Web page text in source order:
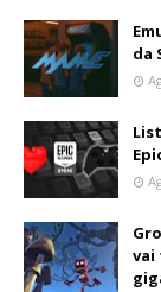
da
vai